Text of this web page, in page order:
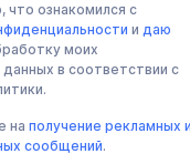
ознакомился с
и даю
моих
в соответствии с
на получение рекламных
сообщений.